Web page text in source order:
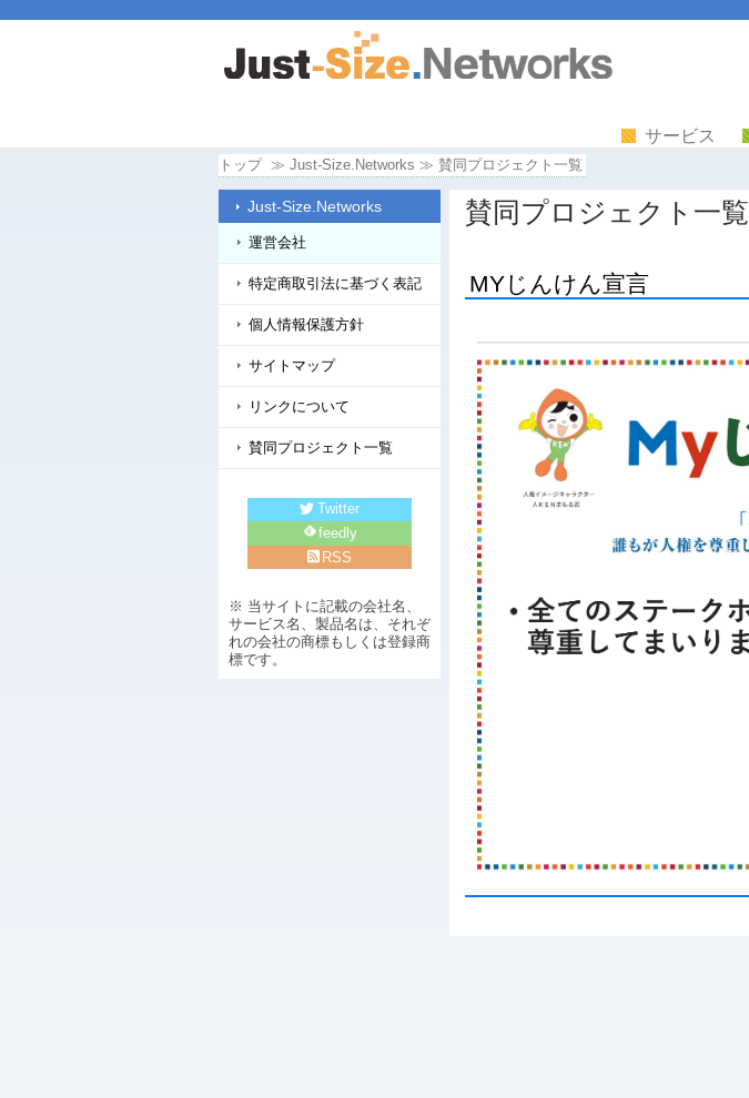
サービス
トップ Just-Size.Networks 賛同プロジェクト一覧
Just-Size.Networks
運営会社
特定商取引法に基づく表記
個人情報保護方針
サイトマップ
リンクについて
賛同プロジェクト一覧
Twitter
feedly
RSS
※ 当サイトに記載の会社名、
サービス名、製品名は、それぞ
れの会社の商標もしくは登録商
標です。
賛同プロジェクト一覧
MYじんけん宣言